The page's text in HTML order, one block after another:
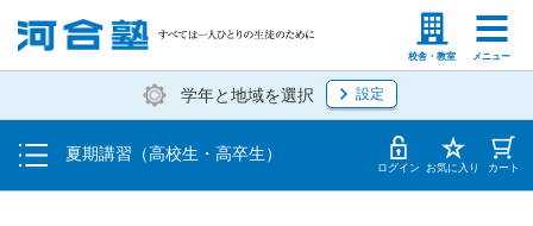
校舎・教室 メニュー
塾生の方 高等学校の先生
学年と地域を選択 設定
夏期講習（高校生・高卒生）
受講料・お申し込み方法
受講開始までの流れ
校舎・教室一覧 ログイン お気に入り カート